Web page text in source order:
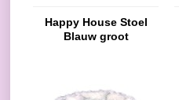
Happy House Stoel
Blauw groot